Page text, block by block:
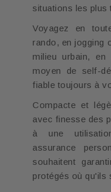
situations les plus
Voyagez en
rando, en jogging
milieu urbain,
moyen de self-
fiable toujours à
Compacte et
avec finesse des
à une
assurance
souhaitent
protégés où qu'ils